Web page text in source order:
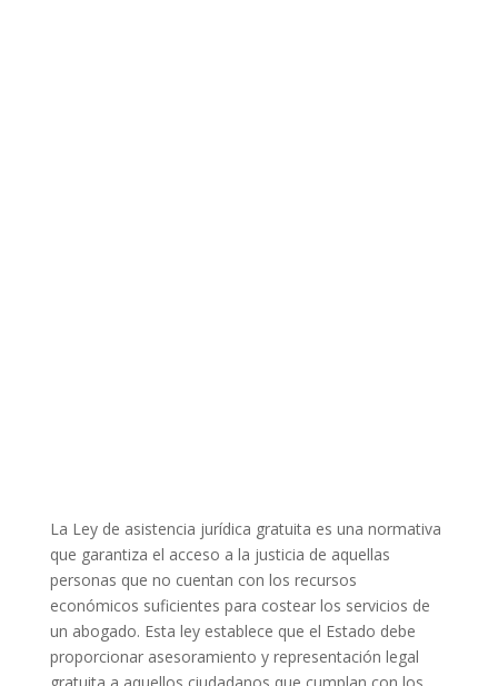
La Ley de asistencia jurídica gratuita es una normativa
que garantiza el acceso a la justicia de aquellas
personas que no cuentan con los recursos
económicos suficientes para costear los servicios de
un abogado. Esta ley establece que el Estado debe
proporcionar asesoramiento y representación legal